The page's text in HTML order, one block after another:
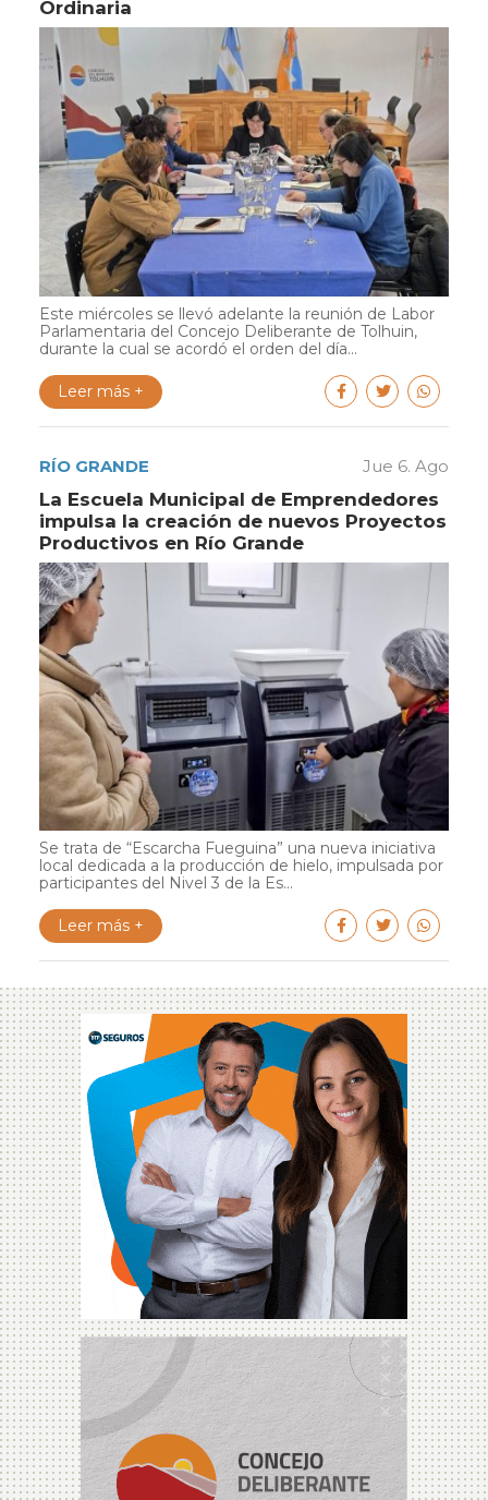
Ordinaria
Este miércoles se llevó adelante la reunión de Labor
Parlamentaria del Concejo Deliberante de Tolhuin,
durante la cual se acordó el orden del día...
Leer más +
RÍO GRANDE Jue 6. Ago
La Escuela Municipal de Emprendedores
impulsa la creación de nuevos Proyectos
Productivos en Río Grande
Se trata de “Escarcha Fueguina” una nueva iniciativa
local dedicada a la producción de hielo, impulsada por
participantes del Nivel 3 de la Es...
Leer más +